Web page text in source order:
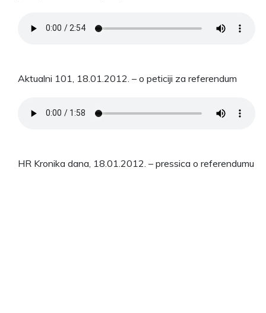
Aktualni 101, 18.01.2012. – o peticiji za referendum
HR Kronika dana, 18.01.2012. – pressica o referendumu